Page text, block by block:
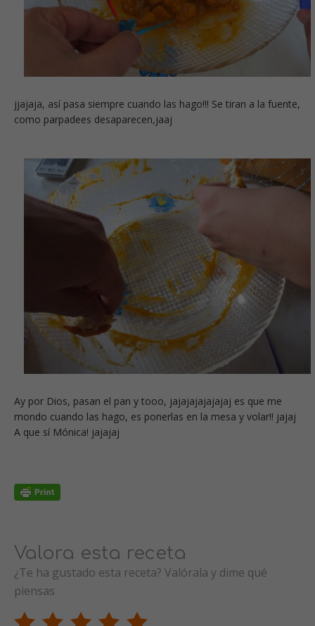
jjajaja, así pasa siempre cuando las hago!!! Se tiran a la fuente,
como parpadees desaparecen,jaaj
Ay por Dios, pasan el pan y tooo, jajajajajajajaj es que me
mondo cuando las hago, es ponerlas en la mesa y volar!! jajaj
A que sí Mónica! jajajaj
Valora esta receta
¿Te ha gustado esta receta? Valórala y dime qué
piensas